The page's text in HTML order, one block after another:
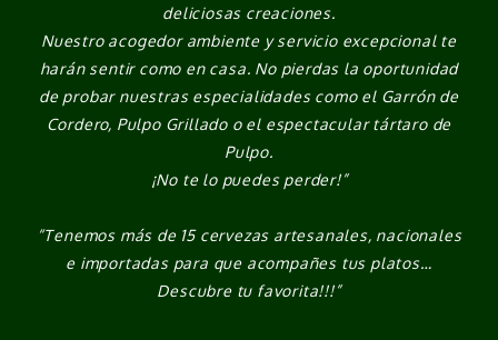
deliciosas creaciones.
Nuestro acogedor ambiente y servicio excepcional te
harán sentir como en casa. No pierdas la oportunidad
de probar nuestras especialidades como el Garrón de
Cordero, Pulpo Grillado o el espectacular tártaro de
Pulpo.
¡No te lo puedes perder!”
“Tenemos más de 15 cervezas artesanales, nacionales
e importadas para que acompañes tus platos…
Descubre tu favorita!!!”